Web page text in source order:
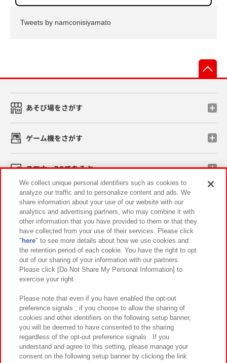
Tweets by namconisiyamato
あそび場をさがす
ゲーム機をさがす
スマホ・PCであそぶ
イベント・キャンペーン
関連会社 サステナビリティ サイトポリシー
プライバシーポリシー ウェブアクセシビリティ方針と検証結果
お取引先さまとともに
カスタマーハラスメント対応方針 よくあるご質問・お問い合わせ
We collect unique personal identifiers such as cookies to
analyze our traffic and to personalize content and ads. We
share information about your use of our website with our
analytics and advertising partners, who may combine it with
other information that you have provided to them or that they
have collected from your use of their services. Please click
" here" to see more details about how we use cookies and
the retention period of each cookie. You have the right to opt
out of our sharing of your information with our partners.
Please click [Do Not Share My Personal Information] to
exercise your right.
Please note that even if you have enabled the opt-out
preference signals , if you choose to allow the sharing of
cookies and other identifiers on the following setup banner,
you will be deemed to have consented to the sharing
regardless of the opt-out preference signals . If you
understand and agree to this setting, please manage your
consent on the following setup banner by clicking the link